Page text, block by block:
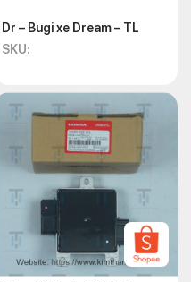
Dr – Bugi xe Dream – TL
SKU: